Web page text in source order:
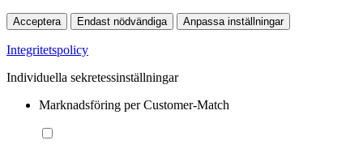
Acceptera Endast nödvändiga Anpassa inställningar
Integritetspolicy
Individuella sekretessinställningar
Marknadsföring per Customer-Match